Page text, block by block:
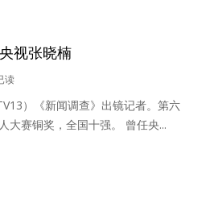
视张晓楠
读
）《新闻调查》出镜记者。第六
大赛铜奖，全国十强。 曾任央...